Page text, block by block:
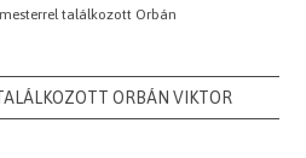
találkozott Orbán
ORBÁN VIKTOR